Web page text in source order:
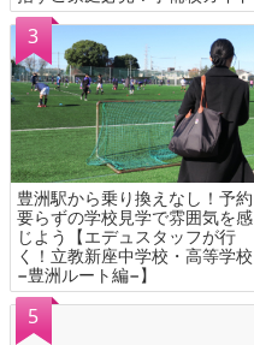
豊洲駅から乗り換えなし！予約
要らずの学校見学で雰囲気を感
じよう【エデュスタッフが行
く！立教新座中学校・高等学校
−豊洲ルート編−】